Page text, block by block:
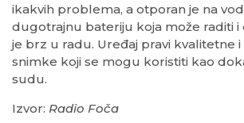
ikakvih problema, a otporan je na
dugotrajnu bateriju koja može raditi i
je brz u radu. Uređaj pravi kvalitetne
snimke koji se mogu koristiti kao
sudu.
Izvor: Radio Foča